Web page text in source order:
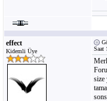
effect
Kidemli Üye
Saat
size